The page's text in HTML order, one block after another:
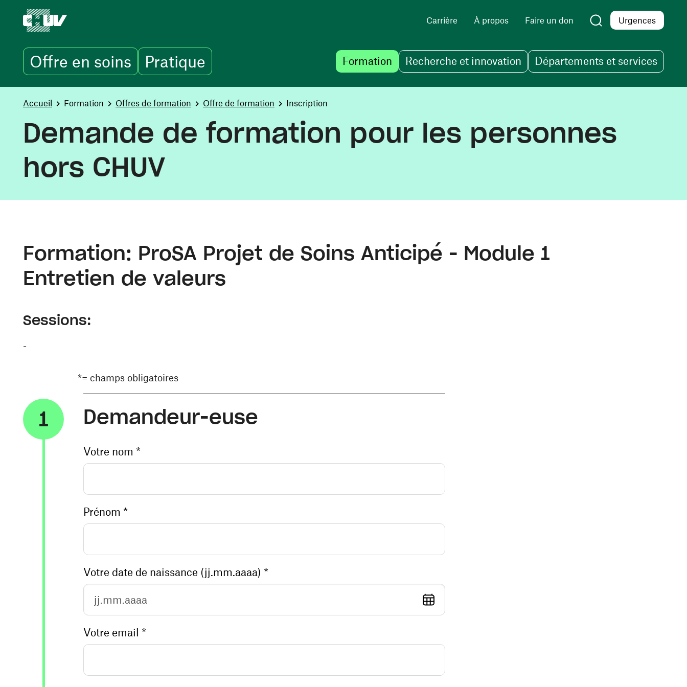
Carrière À propos Faire un don Urgences
Offre en soins Pratique Formation Recherche et innovation Départements et services
You are here:
Accueil Formation Offres de formation Offre de formation Inscription
Demande de formation pour les personnes
hors CHUV
Formation: ProSA Projet de Soins Anticipé - Module 1
Entretien de valeurs
Sessions:
-
*= champs obligatoires
1 Demandeur-euse
Votre nom *
Prénom *
Votre date de naissance (jj.mm.aaaa) *
Votre email *